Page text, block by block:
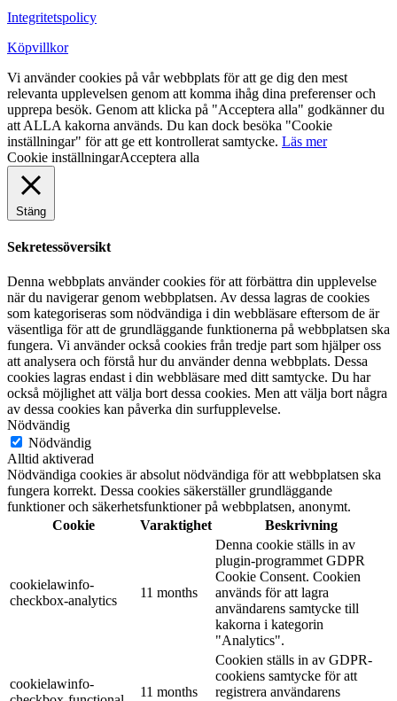
Integritetspolicy
Köpvillkor
Vi använder cookies på vår webbplats för att ge dig den mest
relevanta upplevelsen genom att komma ihåg dina preferenser och
upprepa besök. Genom att klicka på "Acceptera alla" godkänner du
att ALLA kakorna används. Du kan dock besöka "Cookie
inställningar" för att ge ett kontrollerat samtycke. Läs mer
Cookie inställningarAcceptera alla
Stäng
Sekretessöversikt
Denna webbplats använder cookies för att förbättra din upplevelse
när du navigerar genom webbplatsen. Av dessa lagras de cookies
som kategoriseras som nödvändiga i din webbläsare eftersom de är
väsentliga för att de grundläggande funktionerna på webbplatsen ska
fungera. Vi använder också cookies från tredje part som hjälper oss
att analysera och förstå hur du använder denna webbplats. Dessa
cookies lagras endast i din webbläsare med ditt samtycke. Du har
också möjlighet att välja bort dessa cookies. Men att välja bort några
av dessa cookies kan påverka din surfupplevelse.
Nödvändig
Nödvändig
Alltid aktiverad
Nödvändiga cookies är absolut nödvändiga för att webbplatsen ska
fungera korrekt. Dessa cookies säkerställer grundläggande
funktioner och säkerhetsfunktioner på webbplatsen, anonymt.
Cookie
Varaktighet Beskrivning
cookielawinfo-
checkbox-analytics
11 months
Denna cookie ställs in av
plugin-programmet GDPR
Cookie Consent. Cookien
används för att lagra
användarens samtycke till
kakorna i kategorin
"Analytics".
cookielawinfo-
11 months
Cookien ställs in av GDPR-
cookiens samtycke för att
registrera användarens